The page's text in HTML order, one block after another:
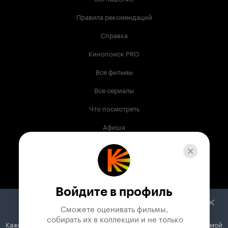
Правила рекомендаций
Справка
Кинопоиск PRO
Все фильмы
Все сериалы
Что посмотреть
Афиша
Музыка
Телепрограмма
Служба поддержки
Войдите в профиль
Сможете оценивать фильмы,
собирать их в коллекции и не только
Кажется, вы используете блокировщик рекламы. Вместе с рекламой